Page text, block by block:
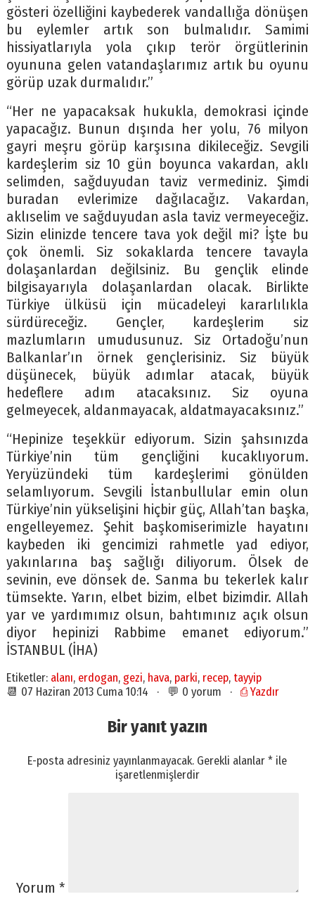
gösteri özelliğini kaybederek vandallığa dönüşen
bu eylemler artık son bulmalıdır. Samimi
hissiyatlarıyla yola çıkıp terör örgütlerinin
oyununa gelen vatandaşlarımız artık bu oyunu
görüp uzak durmalıdır.”
“Her ne yapacaksak hukukla, demokrasi içinde
yapacağız. Bunun dışında her yolu, 76 milyon
gayri meşru görüp karşısına dikileceğiz. Sevgili
kardeşlerim siz 10 gün boyunca vakardan, aklı
selimden, sağduyudan taviz vermediniz. Şimdi
buradan evlerimize dağılacağız. Vakardan,
aklıselim ve sağduyudan asla taviz vermeyeceğiz.
Sizin elinizde tencere tava yok değil mi? İşte bu
çok önemli. Siz sokaklarda tencere tavayla
dolaşanlardan değilsiniz. Bu gençlik elinde
bilgisayarıyla dolaşanlardan olacak. Birlikte
Türkiye ülküsü için mücadeleyi kararlılıkla
sürdüreceğiz. Gençler, kardeşlerim siz
mazlumların umudusunuz. Siz Ortadoğu’nun
Balkanlar’ın örnek gençlerisiniz. Siz büyük
düşünecek, büyük adımlar atacak, büyük
hedeflere adım atacaksınız. Siz oyuna
gelmeyecek, aldanmayacak, aldatmayacaksınız.”
“Hepinize teşekkür ediyorum. Sizin şahsınızda
Türkiye’nin tüm gençliğini kucaklıyorum.
Yeryüzündeki tüm kardeşlerimi gönülden
selamlıyorum. Sevgili İstanbullular emin olun
Türkiye’nin yükselişini hiçbir güç, Allah’tan başka,
engelleyemez. Şehit başkomiserimizle hayatını
kaybeden iki gencimizi rahmetle yad ediyor,
yakınlarına baş sağlığı diliyorum. Ölsek de
sevinin, eve dönsek de. Sanma bu tekerlek kalır
tümsekte. Yarın, elbet bizim, elbet bizimdir. Allah
yar ve yardımımız olsun, bahtımınız açık olsun
diyor hepinizi Rabbime emanet ediyorum.”
İSTANBUL (İHA)
Etiketler: alanı, erdogan, gezi, hava, parki, recep, tayyip
📆 07 Haziran 2013 Cuma 10:14 · 💬 0 yorum · ⎙ Yazdır
Bir yanıt yazın
E-posta adresiniz yayınlanmayacak. Gerekli alanlar* ile
işaretlenmişlerdir
Yorum *